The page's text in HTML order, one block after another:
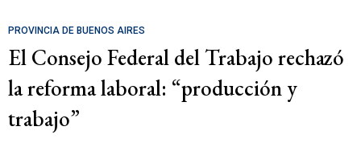
PROVINCIA DE BUENOS AIRES
El Consejo Federal del Trabajo rechazó
la reforma laboral: “producción y
trabajo”